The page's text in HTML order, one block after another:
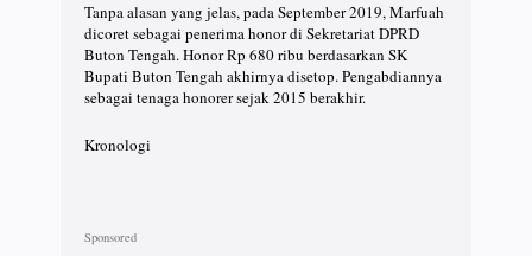
Tanpa alasan yang jelas, pada September 2019, Marfuah
dicoret sebagai penerima honor di Sekretariat DPRD
Buton Tengah. Honor Rp 680 ribu berdasarkan SK
Bupati Buton Tengah akhirnya disetop. Pengabdiannya
sebagai tenaga honorer sejak 2015 berakhir.
Kronologi